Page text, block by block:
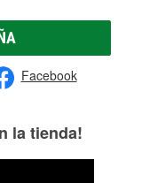
Facebook
la tienda!